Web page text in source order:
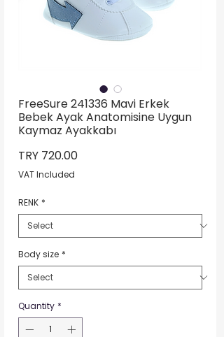
FreeSure 241336 Mavi Erkek
Bebek Ayak Anatomisine Uygun
Kaymaz Ayakkabı
TRY 720.00Price
VAT Included
RENK *
Body size *
Quantity *